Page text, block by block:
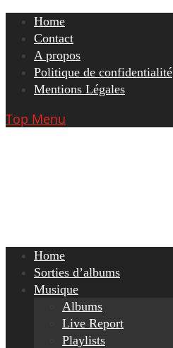
Skip
content
Home
Contact
A propos
Politique de confidentialité
Mentions Légales
Top Menu
Home
Sorties d’albums
Musique
Albums
Live Report
Playlists